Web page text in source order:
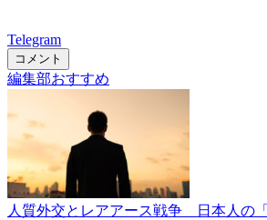
Telegram
コメント
編集部おすすめ
人質外交とレアアース戦争 日本人の